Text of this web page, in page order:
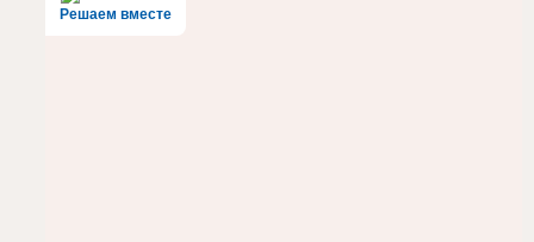
Решаем вместе